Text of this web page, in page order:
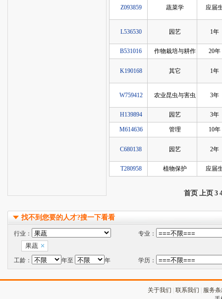
Z093859 蔬菜学 应届
L536530 园艺 1年
B531016 作物栽培与耕作 20年
K190168 其它 1年
W759412 农业昆虫与害虫 3年
H139894 园艺 3年
M614636 管理 10年
C680138 园艺 2年
T280958 植物保护 应届
首页 上页 3
找不到您要的人才?搜一下看看
行业：
果蔬
专业：
工龄： 年至 年 学历：
关于我们 联系我们
服务